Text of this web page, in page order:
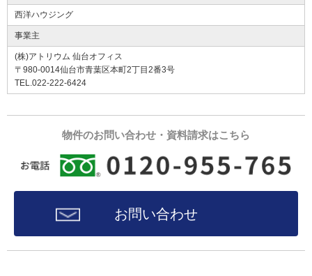
西洋ハウジング
事業主
(株)アトリウム 仙台オフィス
〒980-0014仙台市青葉区本町2丁目2番3号
TEL.022-222-6424
物件のお問い合わせ・資料請求はこちら
お問い合わせ